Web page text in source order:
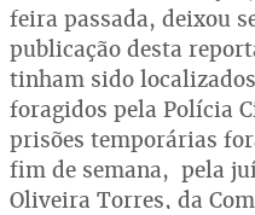
feira passada, deixou
publicação desta
tinham sido
foragidos pela Polícia
prisões temporárias
fim de semana, pela
Oliveira Torres, da